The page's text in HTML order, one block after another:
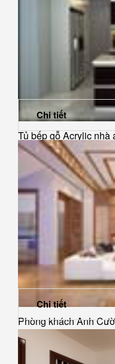
Tủ bếp gỗ Acrylic
Chi tiết
Phòng khách Anh
Chi tiết